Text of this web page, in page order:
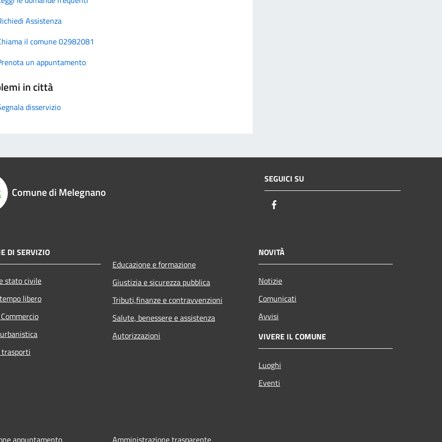
Assistenza
il comune 02982081
un appuntamento
in città
disservizio
Comune di Melegnano
SEGUICI SU
DI SERVIZIO
stato civile
libero
Educazione e formazione
Giustizia e sicurezza pubblica
Tributi,finanze e contravvenzioni
Salute, benessere e assistenza
Autorizzazioni
NOVITÀ
Notizie
Comunicati
Avvisi
VIVERE IL COMUNE
Luoghi
Eventi
appuntamento Amministrazione trasparente